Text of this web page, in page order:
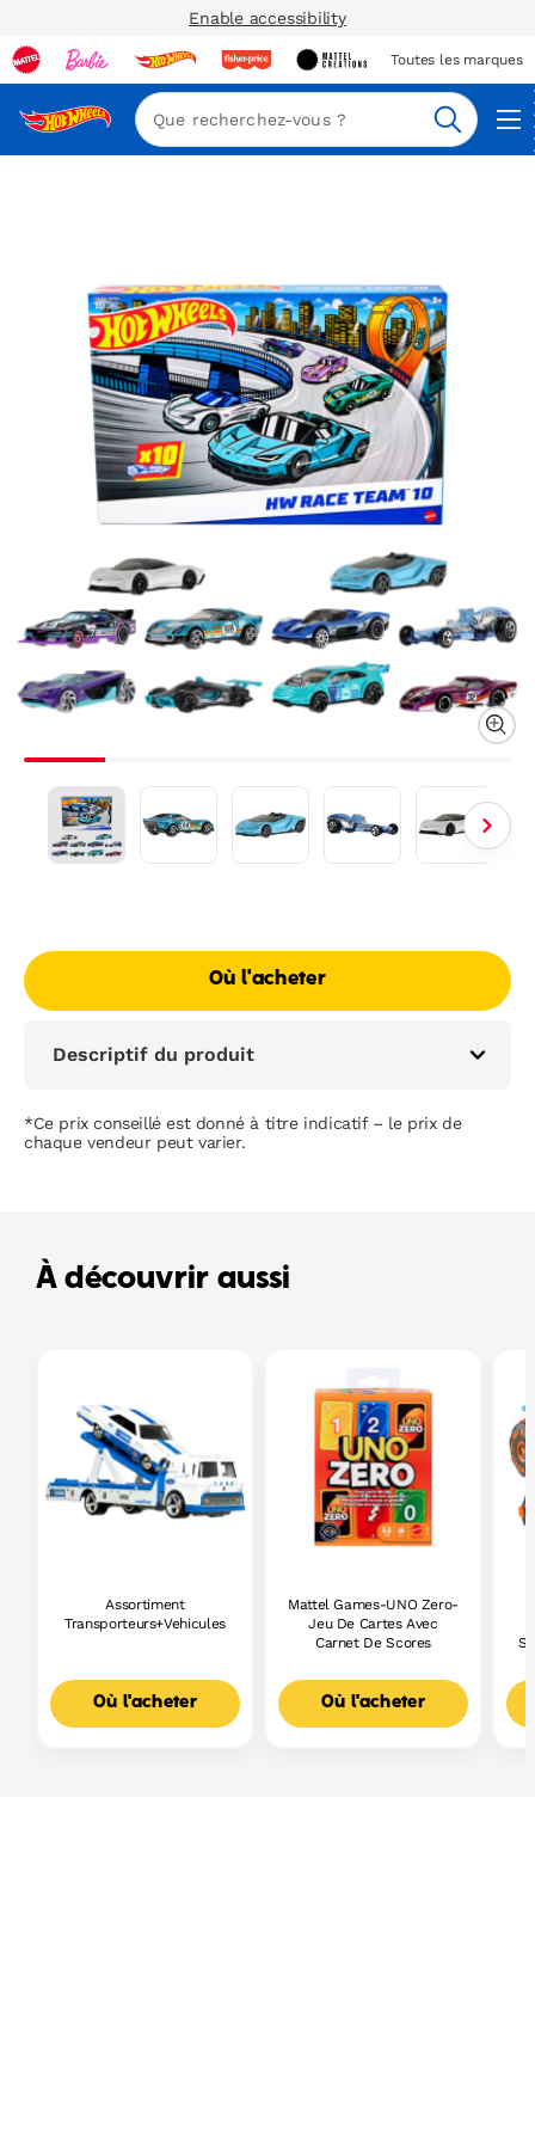
Enable accessibility
Toutes les marques
Où l'acheter
Descriptif du produit
*Ce prix conseillé est donné à titre indicatif – le prix de
chaque vendeur peut varier.
À découvrir aussi
Assortiment
Transporteurs+Vehicules
Où l'acheter
Mattel Games-UNO Zero-
Jeu De Cartes Avec
Carnet De Scores
Où l'acheter